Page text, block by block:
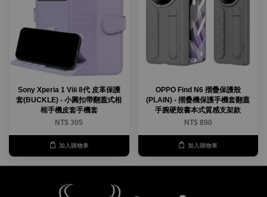
Sony Xperia 1 Viii 8代 皮革保護
套(BUCKLE) - 小圓扣帶翻蓋式相
框手機皮套手機套
NT$ 305
加入購物車
OPPO Find N6 摺疊保護殼
(PLAIN) - 摺疊機保護手機套翻蓋
手腕硬殼書本式質感支架款
NT$ 890
加入購物車